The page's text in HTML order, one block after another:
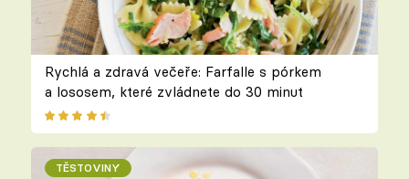
Rychlá a zdravá večeře: Farfalle s pórkem
a lososem, které zvládnete do 30 minut
TĚSTOVINY